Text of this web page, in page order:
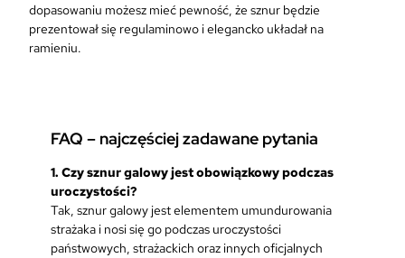
dopasowaniu możesz mieć pewność, że sznur będzie
prezentował się regulaminowo i elegancko układał na
ramieniu.
FAQ – najczęściej zadawane pytania
1. Czy sznur galowy jest obowiązkowy podczas
uroczystości?
Tak, sznur galowy jest elementem umundurowania
strażaka i nosi się go podczas uroczystości
państwowych, strażackich oraz innych oficjalnych